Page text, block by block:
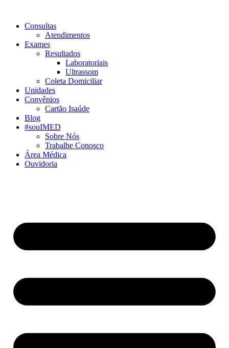
Consultas
Atendimentos
Exames
Resultados
Laboratoriais
Ultrassom
Coleta Domiciliar
Unidades
Convênios
Cartão Isaúde
Blog
#souIMED
Sobre Nós
Trabalhe Conosco
Área Médica
Ouvidoria